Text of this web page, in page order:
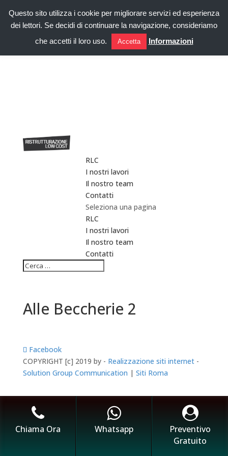
RLC
I nostri lavori
Il nostro team
Contatti
Seleziona una pagina
RLC
I nostri lavori
Il nostro team
Contatti
Alle Beccherie 2
Facebook
COPYRIGHT [c] 2019 by - Realizzazione siti internet-
Solution Group Communication | Siti Roma
Questo sito utilizza i cookie per migliorare servizi ed esperienza
dei lettori. Se decidi di continuare la navigazione, consideriamo
che accetti il loro uso.
Accetta Informazioni
Chiama Ora Whatsapp
Preventivo
Gratuito